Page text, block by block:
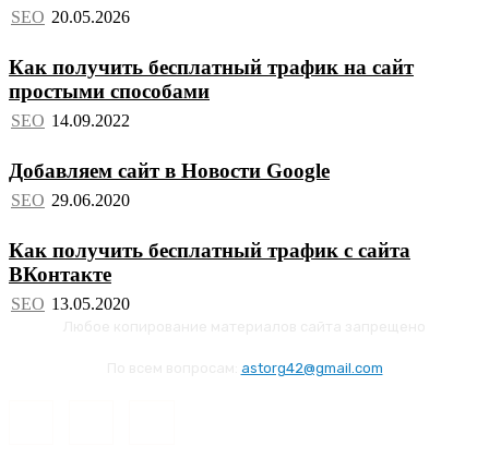
SEO
Как получить бесплатный трафик на сайт
простыми способами
SEO
Добавляем сайт в Новости Google
SEO
Как получить бесплатный трафик с сайта
ВКонтакте
SEO
astorg42@gmail.com